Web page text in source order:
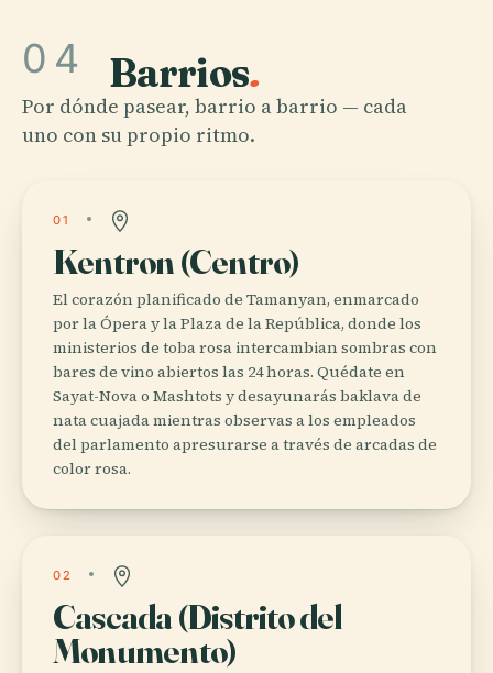
04 Barrios.
Por dónde pasear, barrio a barrio — cada
uno con su propio ritmo.
01
Kentron (Centro)
El corazón planificado de Tamanyan, enmarcado
por la Ópera y la Plaza de la República, donde los
ministerios de toba rosa intercambian sombras con
bares de vino abiertos las 24 horas. Quédate en
Sayat-Nova o Mashtots y desayunarás baklava de
nata cuajada mientras observas a los empleados
del parlamento apresurarse a través de arcadas de
color rosa.
02
Cascada (Distrito del
Monumento)